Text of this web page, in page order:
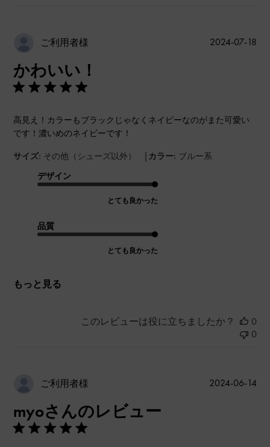
ご利用者様
かわいい！
高見え！カラーもブラックじゃなくネイビーなのがまた可愛い
です！濃いめのネイビーです！
サイズ: その他（シューズ以外） | カラー: ブルー系
デザイン
とても良かった
品質
とても良かった
もっと見る
公
2024-07-18
このレビューは役に立ちましたか？
0
0
ご利用者様
myoさんのレビュー
公
2024-06-14